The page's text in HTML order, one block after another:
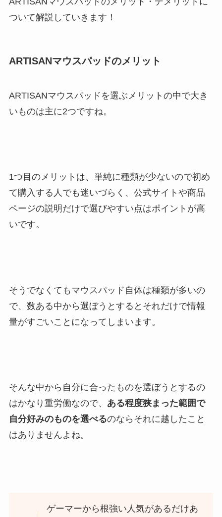
ついて解説していきます！
ARTISANマウスパッドのメリット
ARTISANマウスパッドを選ぶメリットの中で大き
いものは主に2つですね。
1つ目のメリットは、単純に種類が少ないので初め
て購入する人でも迷いづらく、公式サイトや商品
ページの説明だけで選びやすい点はポイントが高
いです。
そうでなくてもマウスパッド自体は種類が多いの
で、数ある中から選ぼうとするとそれだけで情報
量がすごいことになってしまいます。
そんな中から自分に合ったものを選ぼうとするの
はかなり重労働なので、 ある程度狭まった範囲で
自分好みのものを選べるのならそれに越したこと
はありませんよね。
ゲーマーから根強い人気があるだけあ